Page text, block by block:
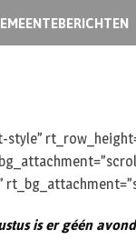
is ergéén